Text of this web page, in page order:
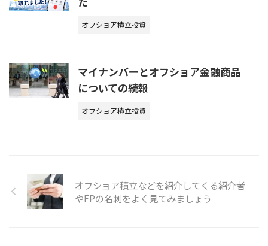
オフショア積立投資
マイナンバーとオフショア金融商品
についての続報
オフショア積立投資
オフショア積立などを紹介してくる紹介者
やFPの名刺をよく見てみましょう